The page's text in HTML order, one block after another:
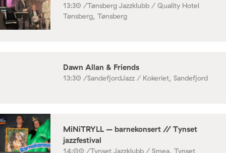
13:30 /Tønsberg Jazzklubb / Quality Hotel
Tønsberg, Tønsberg
Dawn Allan & Friends
13:30 /SandefjordJazz / Kokeriet, Sandefjord
MiNiTRYLL – barnekonsert // Tynset
jazzfestival
14:00 /Tynset Jazzklubb / Smea, Tynset